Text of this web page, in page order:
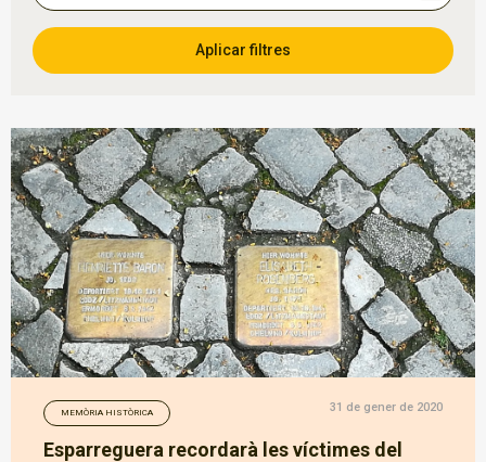
MEMÒRIA HISTÒRICA 31 de gener de 2020
Esparreguera recordarà les víctimes del